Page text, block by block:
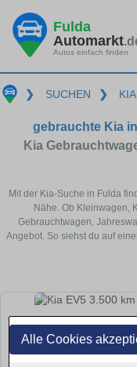
Alle Cookies
Fulda
Automarkt
Autos einfach finden
❯ SUCHEN ❯ KIA
gebrauchte Kia
Kia
Mit der Kia-Suche in Fulda
Nähe. Ob Kleinwagen,
Gebrauchtwagen,
Angebot. So siehst du auf